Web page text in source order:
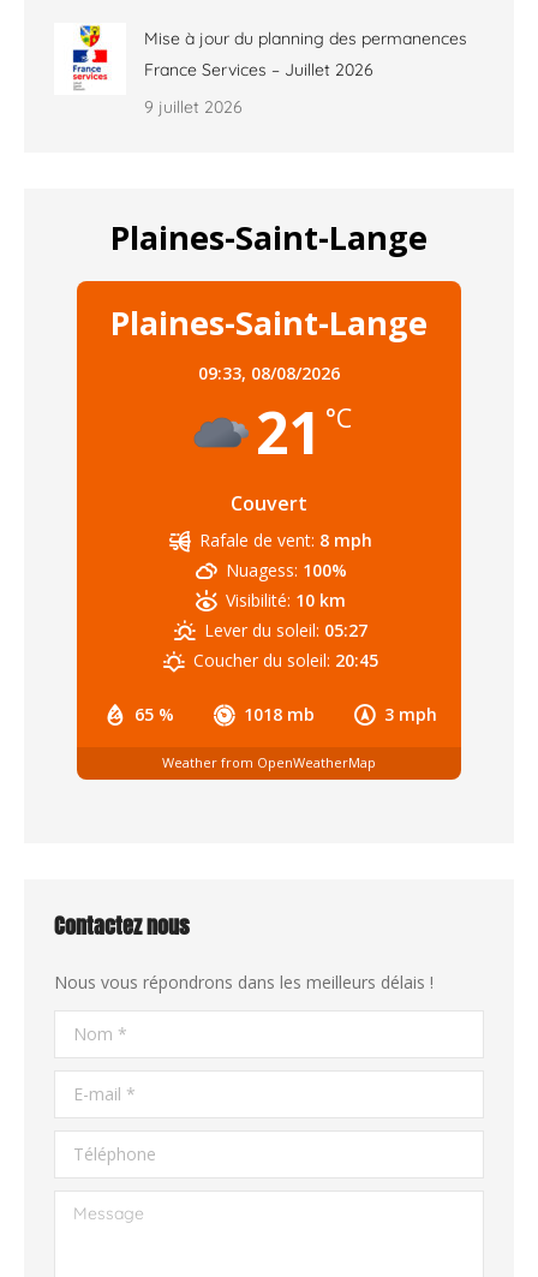
Mise à jour du planning des permanences
France Services – Juillet 2026
9 juillet 2026
Plaines-Saint-Lange
Plaines-Saint-Lange
09:33, 08/08/2026
21 °C
Couvert
65 % 1018 mb 3 mph
Rafale de vent: 8 mph
Nuagess: 100%
Visibilité: 10 km
Lever du soleil: 05:27
Coucher du soleil: 20:45
Weather from OpenWeatherMap
Contactez nous
Nous vous répondrons dans les meilleurs délais !
Nom *
E-mail *
Téléphone
Message